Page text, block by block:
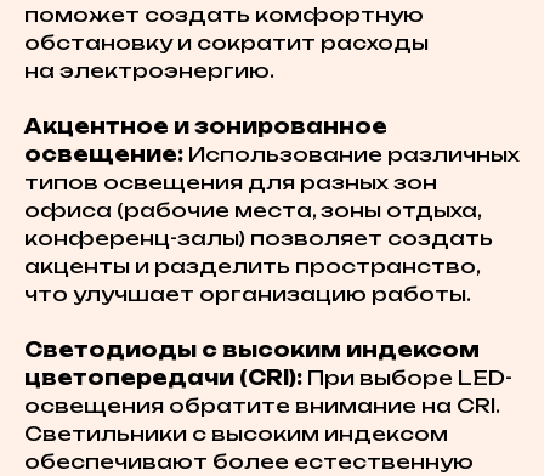
поможет создать комфортную
обстановку и сократит расходы
на электроэнергию.
Акцентное и зонированное
освещение: Использование различных
типов освещения для разных зон
офиса (рабочие места, зоны отдыха,
конференц-залы) позволяет создать
акценты и разделить пространство,
что улучшает организацию работы.
Светодиоды с высоким индексом
цветопередачи (CRI): При выборе LED-
освещения обратите внимание на CRI.
Светильники с высоким индексом
обеспечивают более естественную